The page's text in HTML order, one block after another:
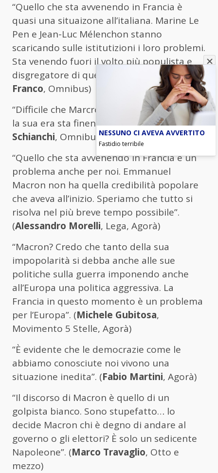
“Quello che sta avvenendo in Francia è
quasi una situaizone all’italiana. Marine Le
Pen e Jean-Luc Mélenchon stanno
scaricando sulle istitutizioni i loro problemi.
Sta venendo fuori il volto più populista e
disgregatore di queste forze”. (
Massimo
Franco, Omnibus)
“Difficile che Marcron dia le dimissioni, ma
la sua era sta finendo”. (Francesca
Schianchi, Omnibus)
“Quello che sta avvenendo in Francia è un
problema anche per noi. Emmanuel
Macron non ha quella credibilità popolare
che aveva all’inizio. Speriamo che tutto si
risolva nel più breve tempo possibile”.
(Alessandro Morelli, Lega, Agorà)
“Macron? Credo che tanto della sua
impopolarità si debba anche alle sue
politiche sulla guerra imponendo anche
all’Europa una politica aggressiva. La
Francia in questo momento è un problema
per l’Europa”. (Michele Gubitosa,
Movimento 5 Stelle, Agorà)
“È evidente che le democrazie come le
abbiamo conosciute noi vivono una
situazione inedita”. (Fabio Martini, Agorà)
“Il discorso di Macron è quello di un
golpista bianco. Sono stupefatto… lo
decide Macron chi è degno di andare al
governo o gli elettori? È solo un sedicente
Napoleone”. (Marco Travaglio, Otto e
mezzo)
NESSUNO CI AVEVA AVVERTITO
Fastidio terribile